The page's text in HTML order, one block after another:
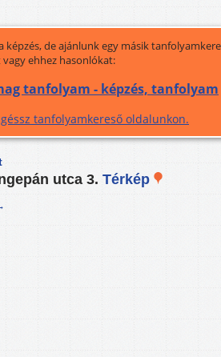
képzés, de ajánlunk egy másik
ehhez hasonlókat:
tanfolyam - képzés, tanfolyam
tanfolyamkereső oldalunkon.
utca 3. Térkép